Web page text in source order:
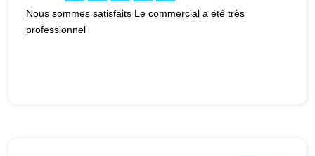
Nous sommes satisfaits Le commercial a été très
professionnel